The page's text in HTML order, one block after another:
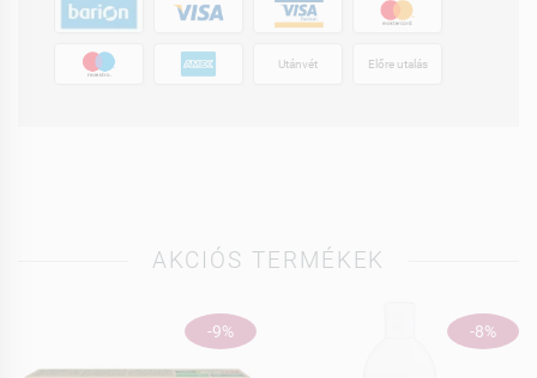
Utánvét Előre utalás
AKCIÓS TERMÉKEK
-9% -8%